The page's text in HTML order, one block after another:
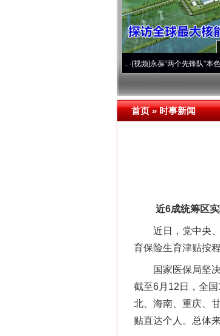
永葆“两个先锋队”本色·[视频]
首页»时事新闻
近6成统筹区实
近日，党中央、
育保险生育津贴按
国家医保局坚决
截至6月12日，全
北、海南、重庆、
贴直达个人。总体